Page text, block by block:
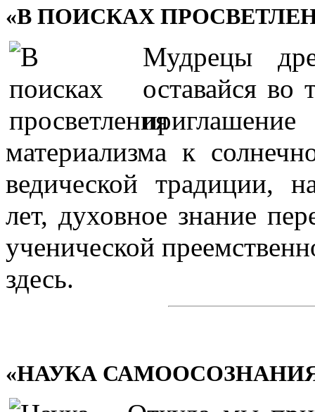
«В ПОИСКАХ
Мудрецы
оставайся
материализма к
ведической традиции,
лет, духовное знание
ученической
здесь.
«НАУКА